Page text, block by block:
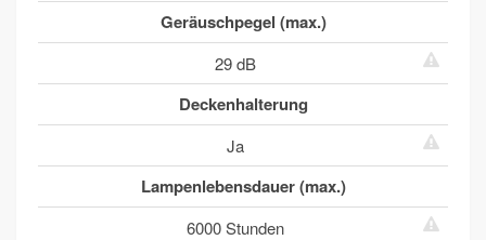
Geräuschpegel (max.)
29 dB
Deckenhalterung
Ja
Lampenlebensdauer (max.)
6000 Stunden